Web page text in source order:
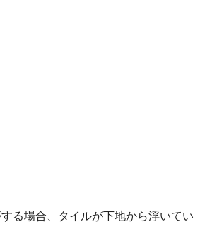
る場合、タイルが下地から浮いてい